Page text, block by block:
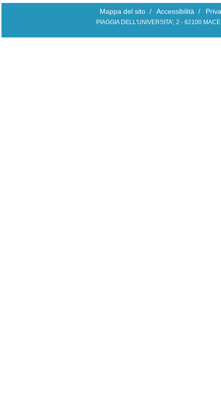
Mappa del sito / Accessibilità /
PIAGGIA DELL'UNIVERSITA', 2 - 62100